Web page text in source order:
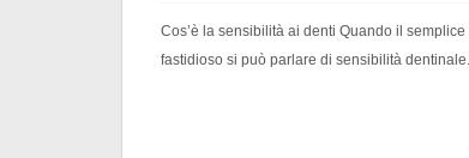
Cos’è la sensibilità ai denti Quando il
fastidioso si può parlare di sensibilità